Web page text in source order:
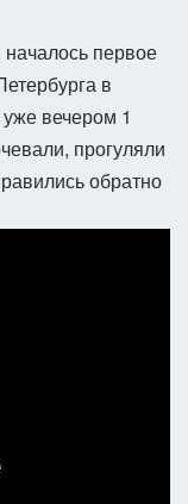
первое
в
вечером 1
прогуляли
обратно